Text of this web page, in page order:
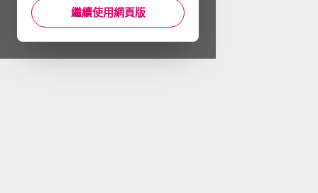
繼續使用網頁版